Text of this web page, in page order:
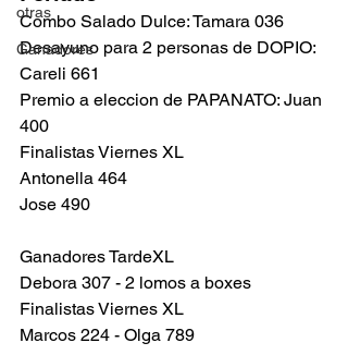
otras
Ganadores
Combo Salado Dulce: Tamara 036
Desayuno para 2 personas de DOPIO:
Careli 661
Premio a eleccion de PAPANATO: Juan
400
Finalistas Viernes XL
Antonella 464
Jose 490
Ganadores TardeXL
Debora 307 - 2 lomos a boxes
Finalistas Viernes XL
Marcos 224 - Olga 789